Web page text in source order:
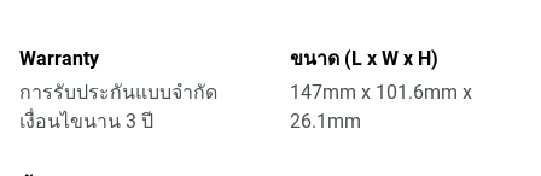
Warranty
การรับประกันแบบจำกัด
เงื่อนไขนาน 3 ปี
ขนาด (L x W x H)
147mm x 101.6mm x
26.1mm